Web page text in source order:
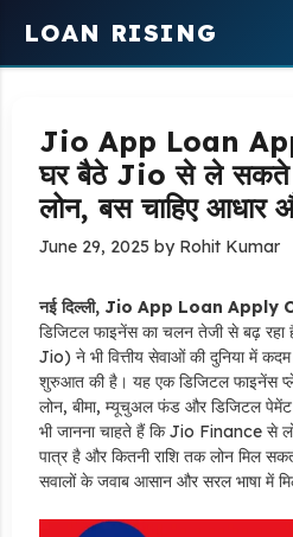
content
LOAN RISING
Jio App Loan
घर बैठे Jio से ले सकते
लोन, बस चाहिए आधार
June 29, 2025 by Rohit Kumar
नई दिल्ली, Jio App Loan Apply
डिजिटल फाइनेंस का चलन तेजी से बढ़ रहा
Jio) ने भी वित्तीय सेवाओं की दुनिया में
शुरुआत की है। यह एक डिजिटल फाइनेंस
लोन, बीमा, म्यूचुअल फंड और डिजिटल
भी जानना चाहते हैं कि Jio Finance से
पात्र है और कितनी राशि तक लोन मिल
सवालों के जवाब आसान और सरल भाषा में